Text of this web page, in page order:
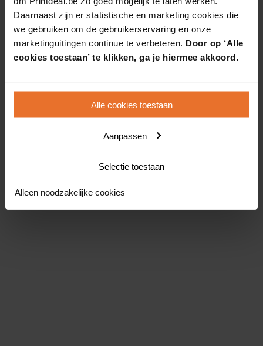
Daarnaast zijn er statistische en marketing cookies die
we gebruiken om de gebruikerservaring en onze
marketinguitingen continue te verbeteren. Door op ‘Alle
cookies toestaan’ te klikken, ga je hiermee akkoord.
Alle cookies toestaan
Aanpassen
Selectie toestaan
Alleen noodzakelijke cookies